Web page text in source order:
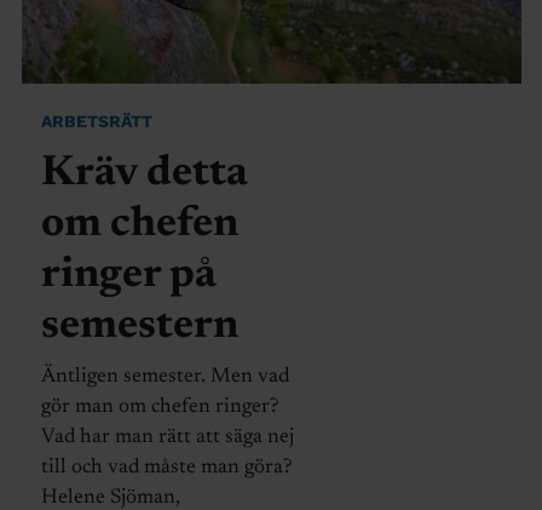
ARBETSRÄTT
Kräv detta
om chefen
ringer på
semestern
Äntligen semester. Men vad
gör man om chefen ringer?
Vad har man rätt att säga nej
till och vad måste man göra?
Helene Sjöman,